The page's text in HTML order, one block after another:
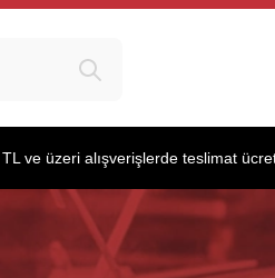
ve üzeri alışverişlerde teslimat